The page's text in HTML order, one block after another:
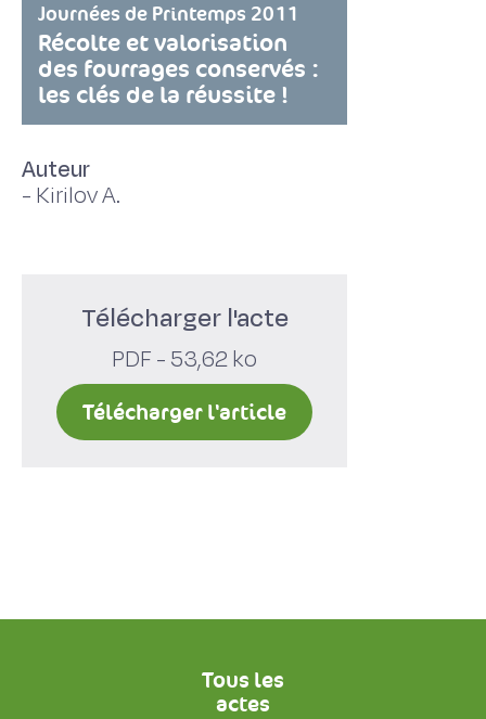
Journées de Printemps 2011
Récolte et valorisation
des fourrages conservés :
les clés de la réussite !
Auteur
- Kirilov A.
Télécharger l'acte
PDF - 53,62 ko
Télécharger l'article
Tous les
actes